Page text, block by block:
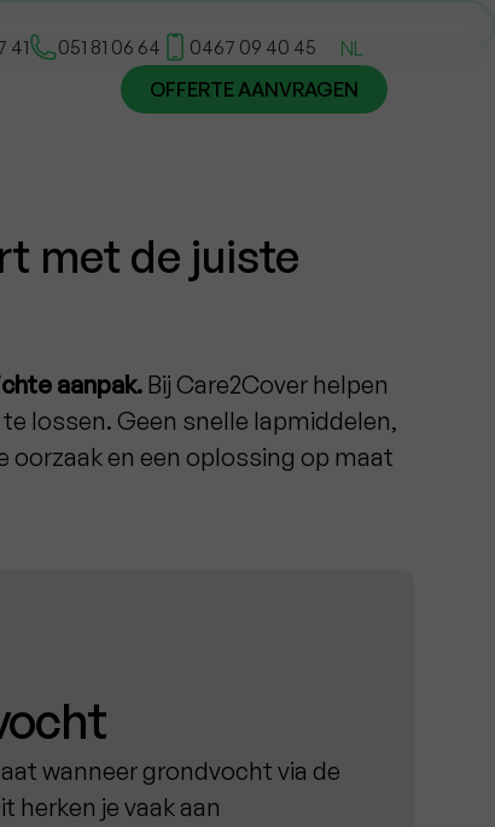
41 051 81 06 64 0467 09 40 45
NL
OFFERTE AANVRAGEN
met de juiste
aanpak.Bij Care2Cover helpen
lossen. Geen snelle lapmiddelen,
oorzaak en een oplossing op maat
wanneer grondvocht via de
herken je vaak aan